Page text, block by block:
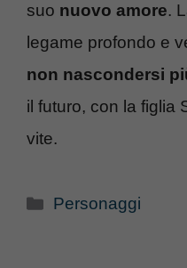
suo nuovo amore.
legame profondo e
non nascondersi
il futuro, con la figlia
vite.
Categorie
Personaggi